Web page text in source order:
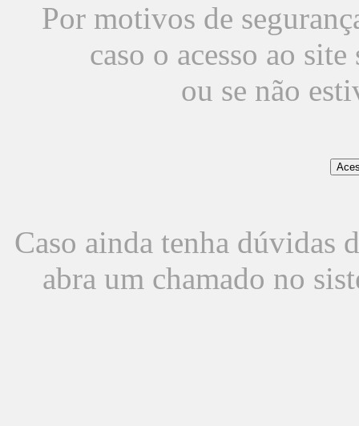
Por motivos de
caso o acesso ao
ou se não
Caso ainda tenha dúvidas
abra um chamado no